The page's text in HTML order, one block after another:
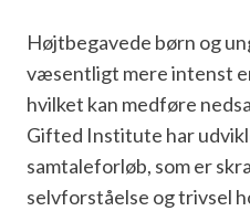
Højtbegavede børn og
væsentligt mere intenst
hvilket kan medføre
Gifted Institute har
samtaleforløb, som er
selvforståelse og trivsel